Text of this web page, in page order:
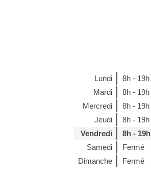
Lundi
8h - 19h
Mardi
8h - 19h
Mercredi
8h - 19h
Jeudi
8h - 19h
Vendredi
8h - 19h
Samedi
Fermé
Dimanche
Fermé